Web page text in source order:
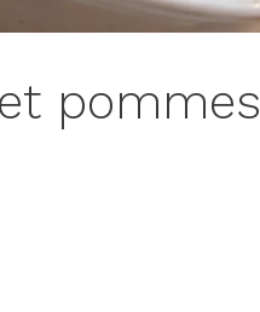
pommes